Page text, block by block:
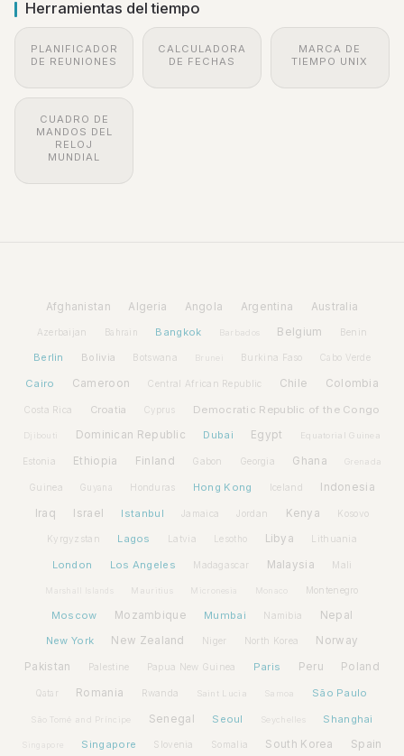
Herramientas del tiempo
PLANIFICADOR
DE REUNIONES
CALCULADORA
DE FECHAS
MARCA DE
TIEMPO UNIX
CUADRO DE
MANDOS DEL
RELOJ
MUNDIAL
Afghanistan Algeria Angola Argentina Australia
Azerbaijan Bahrain Bangkok Barbados Belgium Benin
Berlin Bolivia Botswana Brunei Burkina Faso Cabo Verde
Cairo Cameroon Central African Republic Chile Colombia
Costa Rica Croatia Cyprus Democratic Republic of the Congo
Djibouti Dominican Republic Dubai Egypt Equatorial Guinea
Estonia Ethiopia Finland Gabon Georgia Ghana Grenada
Guinea Guyana Honduras Hong Kong Iceland Indonesia
Iraq Israel Istanbul Jamaica Jordan Kenya Kosovo
Kyrgyzstan Lagos Latvia Lesotho Libya Lithuania
London Los Angeles Madagascar Malaysia Mali
Mauritius Micronesia Monaco Montenegro
Moscow Mozambique Mumbai Namibia Nepal
New York New Zealand Niger North Korea Norway
Pakistan Palestine Papua New Guinea Paris Peru Poland
Qatar Romania Rwanda Saint Lucia Samoa São Paulo
São Tomé and Príncipe Senegal Seoul Seychelles Shanghai
Singapore Slovenia Somalia South Korea Spain